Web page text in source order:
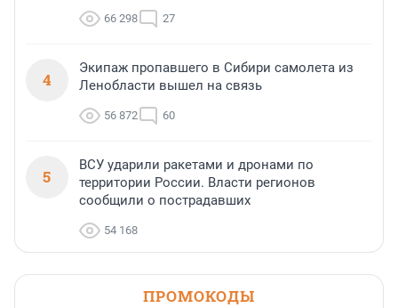
66 298 27
4
Экипаж пропавшего в Сибири самолета из
Ленобласти вышел на связь
56 872 60
5
ВСУ ударили ракетами и дронами по
территории России. Власти регионов
сообщили о пострадавших
54 168
ПРОМОКОДЫ